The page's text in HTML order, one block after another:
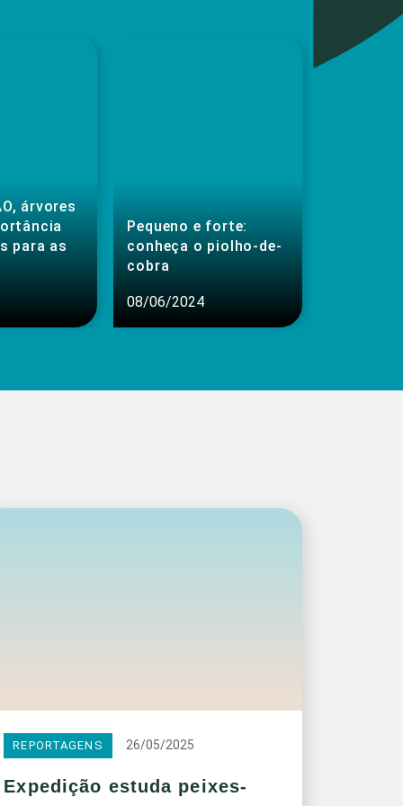
árvores
para as
Pequeno e forte:
conheça o piolho-de-
cobra
08/06/2024
REPORTAGENS 26/05/2025
Expedição estuda peixes-